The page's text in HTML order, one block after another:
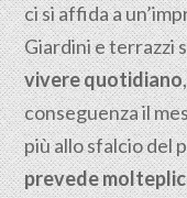
ci si affida a
Giardini e
vivere quotidiano
conseguenza il
più allo sfalcio del
prevede